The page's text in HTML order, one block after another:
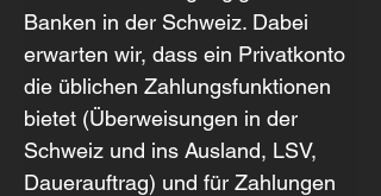
Banken in der Schweiz. Dabei
erwarten wir, dass ein Privatkonto
die üblichen Zahlungsfunktionen
bietet (Überweisungen in der
Schweiz und ins Ausland, LSV,
Dauerauftrag) und für Zahlungen